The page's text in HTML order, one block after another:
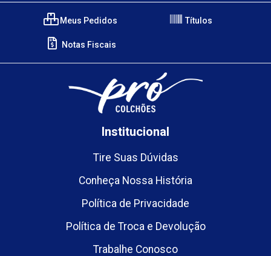
Meus Pedidos Títulos
Notas Fiscais
Institucional
Tire Suas Dúvidas
Conheça Nossa História
Política de Privacidade
Política de Troca e Devolução
Trabalhe Conosco